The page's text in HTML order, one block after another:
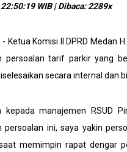
WIB | Dibaca: 2289x
Ketua Komisi II DPRD Medan
persoalan tarif parkir yang
secara internal dan
kepada manajemen RSUD
persoalan ini, saya yakin
memimpin rapat dengar